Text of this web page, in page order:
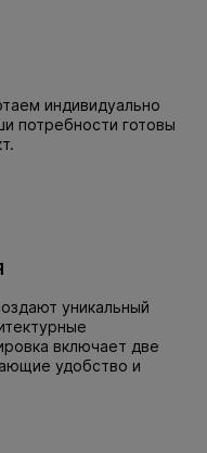
индивидуально
потребности готовы
уникальный
включает две
удобство и